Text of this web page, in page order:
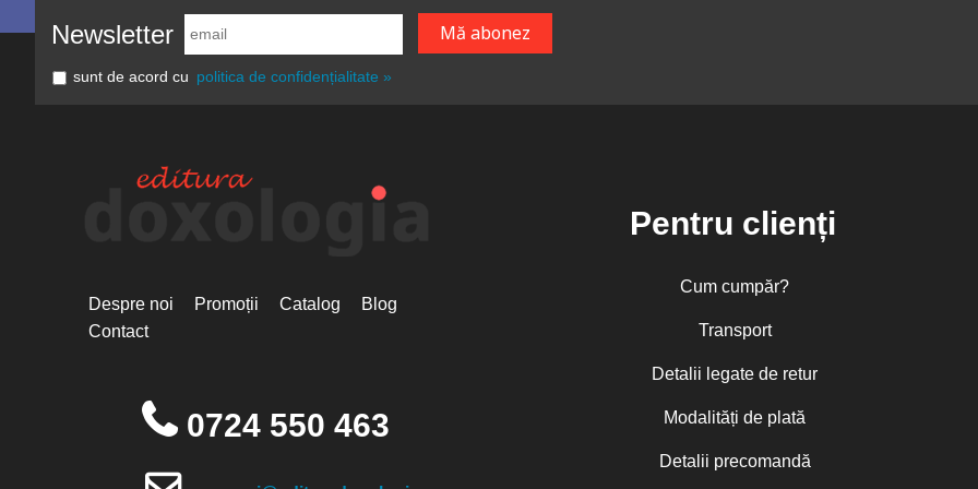
Newsletter
sunt de acord cu politica de confidențialitate »
Despre noi Promoții Catalog
Blog
Contact
0724 550 463
Pentru clienți
Cum cumpăr?
Transport
Detalii legate de retur
Modalități de plată
Detalii precomandă